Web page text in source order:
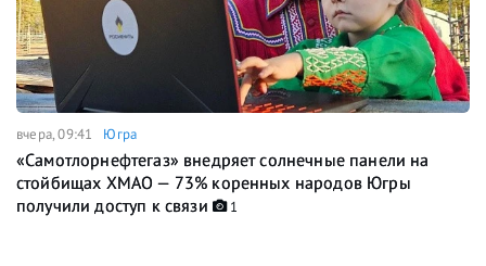
вчера, 09:41 Югра
«Самотлорнефтегаз» внедряет солнечные панели на
стойбищах ХМАО — 73% коренных народов Югры
получили доступ к связи
1